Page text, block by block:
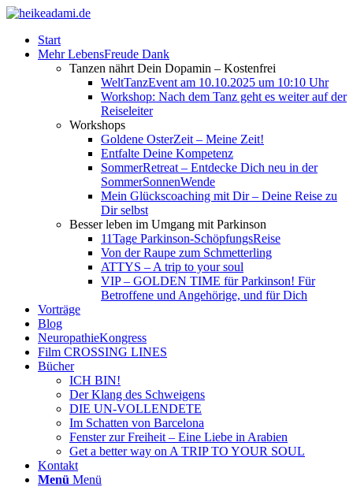
Start
Mehr LebensFreude Dank
Tanzen nährt Dein Dopamin – Kostenfrei
WeltTanzEvent am 10.10.2025 um 10:10 Uhr
Workshop: Nach dem Tanz geht es weiter auf der
Reiseleiter
Workshops
Goldene OsterZeit – Meine Zeit!
Entfalte Deine Kompetenz
SommerRetreat – Entdecke Dich neu in der
SommerSonnenWende
Mein Glückscoaching mit Dir – Deine Reise zu
Dir selbst
Besser leben im Umgang mit Parkinson
11Tage Parkinson-SchöpfungsReise
Von der Raupe zum Schmetterling
ATTYS – A trip to your soul
VIP – GOLDEN TIME für Parkinson! Für
Betroffene und Angehörige, und für Dich
Vorträge
Blog
NeuropathieKongress
Film CROSSING LINES
Bücher
ICH BIN!
Der Klang des Schweigens
DIE UN-VOLLENDETE
Im Schatten von Barcelona
Fenster zur Freiheit – Eine Liebe in Arabien
Get a better way on A TRIP TO YOUR SOUL
Kontakt
Menü Menü